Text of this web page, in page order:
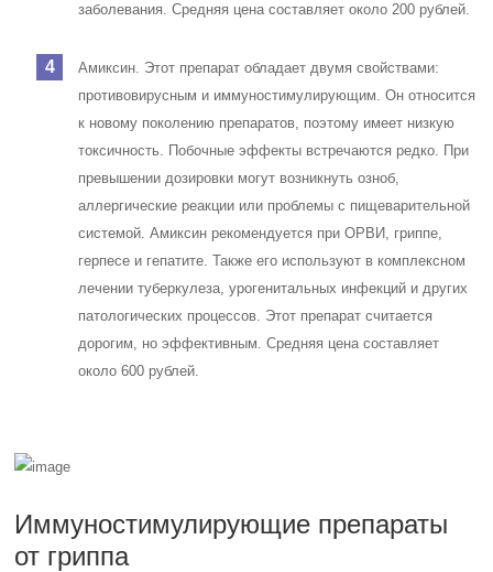
заболевания. Средняя цена составляет около 200 рублей.
Амиксин. Этот препарат обладает двумя свойствами:
противовирусным и иммуностимулирующим. Он относится
к новому поколению препаратов, поэтому имеет низкую
токсичность. Побочные эффекты встречаются редко. При
превышении дозировки могут возникнуть озноб,
аллергические реакции или проблемы с пищеварительной
системой. Амиксин рекомендуется при ОРВИ, гриппе,
герпесе и гепатите. Также его используют в комплексном
лечении туберкулеза, урогенитальных инфекций и других
патологических процессов. Этот препарат считается
дорогим, но эффективным. Средняя цена составляет
около 600 рублей.
Иммуностимулирующие препараты
от гриппа